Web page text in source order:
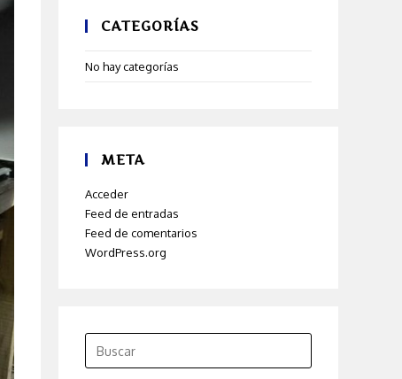
CATEGORÍAS
No hay categorías
META
Acceder
Feed de entradas
Feed de comentarios
WordPress.org